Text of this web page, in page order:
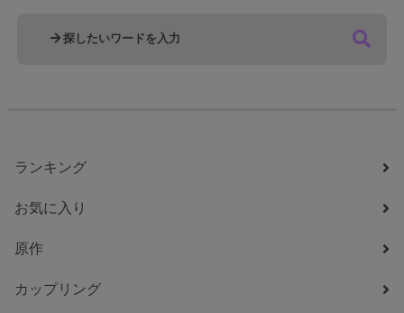
ランキング
お気に入り
原作
カップリング